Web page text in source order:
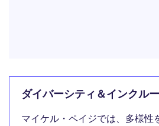
ダイバーシティ＆インクル
マイケル・ペイジでは、多様性